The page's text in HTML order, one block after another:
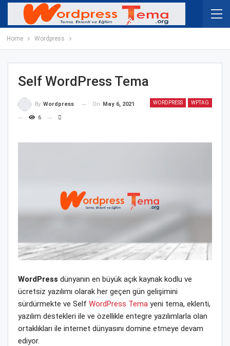
Home Wordpress
Self WordPress Tema
WORDPRESS WPTAG
By Wordpress On May 6, 2021
6
WordPress dünyanın en büyük açık kaynak kodlu ve
ücretsiz yazılımı olarak her geçen gün gelişimini
sürdürmekte ve Self WordPress Tema yeni tema, eklenti,
yazılım destekleri ile ve özellikle entegre yazılımlarla olan
ortaklıkları ile internet dünyasını domine etmeye devam
ediyor.